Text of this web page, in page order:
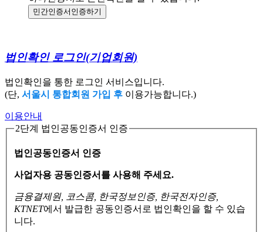
민간인증서 인증하기
법인확인 로그인(기업회원)
법인확인을 통한 로그인 서비스입니다.
(단, 서울시 통합회원 가입 후 이용가능합니다.)
이용안내
2단계 법인공동인증서 인증
법인공동인증서 인증
사업자용 공동인증서를 사용해 주세요.
금융결제원, 코스콤, 한국정보인증, 한국전자인증,
KTNET에서 발급한 공동인증서로 법인확인을 할 수 있습
니다.